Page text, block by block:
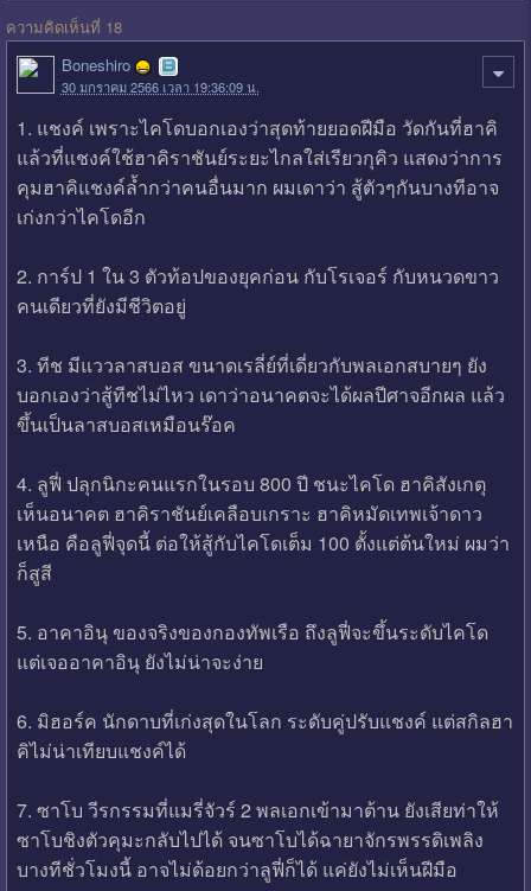
ความคิดเห็นที่ 18
Boneshiro
30 มกราคม 2566 เวลา 19:36:09 น.
1. แชงค์ เพราะไคโดบอกเองว่าสุดท้ายยอดฝีมือ วัดกันที่ฮาคิ
แล้วที่แชงค์ใช้ฮาคิราชันย์ระยะไกลใส่เรียวกุคิว แสดงว่าการ
คุมฮาคิแชงค์ล้ำกว่าคนอื่นมาก ผมเดาว่า สู้ตัวๆกันบางทีอาจ
เก่งกว่าไคโดอีก
2. การ์ป 1 ใน 3 ตัวท้อปของยุคก่อน กับโรเจอร์ กับหนวดขาว
คนเดียวที่ยังมีชีวิตอยู่
3. ทีช มีแววลาสบอส ขนาดเรลี่ย์ที่เดี่ยวกับพลเอกสบายๆ ยัง
บอกเองว่าสู้ทีชไม่ไหว เดาว่าอนาคตจะได้ผลปีศาจอีกผล แล้ว
ขึ้นเป็นลาสบอสเหมือนร๊อค
4. ลูฟี่ ปลุกนิกะคนแรกในรอบ 800 ปี ชนะไคโด ฮาคิสังเกตุ
เห็นอนาคต ฮาคิราชันย์เคลือบเกราะ ฮาคิหมัดเทพเจ้าดาว
เหนือ คือลูฟี่จุดนี้ ต่อให้สู้กับไคโดเต็ม 100 ตั้งแต่ต้นใหม่ ผมว่า
ก็สูสี
5. อาคาอินุ ของจริงของกองทัพเรือ ถึงลูฟี่จะขึ้นระดับไคโด
แต่เจออาคาอินุ ยังไม่น่าจะง่าย
6. มิฮอร์ค นักดาบที่เก่งสุดในโลก ระดับคู่ปรับแชงค์ แต่สกิลฮา
คิไม่น่าเทียบแชงค์ได้
7. ซาโบ วีรกรรมที่แมรี่จัวร์ 2 พลเอกเข้ามาต้าน ยังเสียท่าให้
ซาโบชิงตัวคุมะกลับไปได้ จนซาโบได้ฉายาจักรพรรดิเพลิง
บางทีชั่วโมงนี้ อาจไม่ด้อยกว่าลูฟี่ก็ได้ แค่ยังไม่เห็นฝีมือ